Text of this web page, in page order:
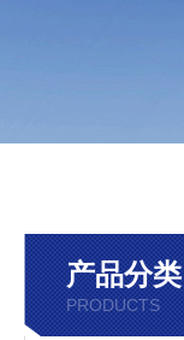
产品分类
PRODUCTS